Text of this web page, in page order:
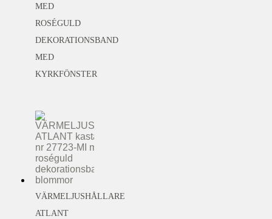
MED
ROSÉGULD
DEKORATIONSBAND
MED
KYRKFÖNSTER
VÄRMELJUSHÅLLARE
ATLANT